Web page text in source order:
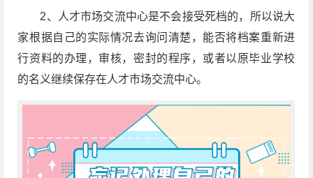
2、人才市场交流中心是不会接受死档的，所以说大
家根据自己的实际情况去询问清楚，能否将档案重新进
行资料的办理，审核，密封的程序，或者以原毕业学校
的名义继续保存在人才市场交流中心。